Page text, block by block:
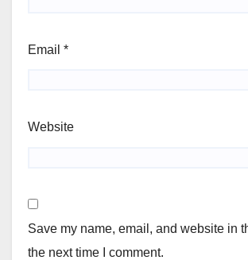
Email *
Website
Save my name, email, and website in
the next time I comment.